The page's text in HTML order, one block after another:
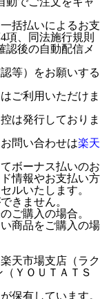
括払いによるお支
項、同法施行規則
認後の自動配信メ
等）をお願いする
ご利用いただけま
は発行しておりま
問い合わせは楽天
ボーナス払いのお
情報やお支払い方
ルいたします。
きません。
ご購入の場合。
商品をご購入の場
天市場支店（ラク
ＹＯＵＴＡＴＳ
保有しています。